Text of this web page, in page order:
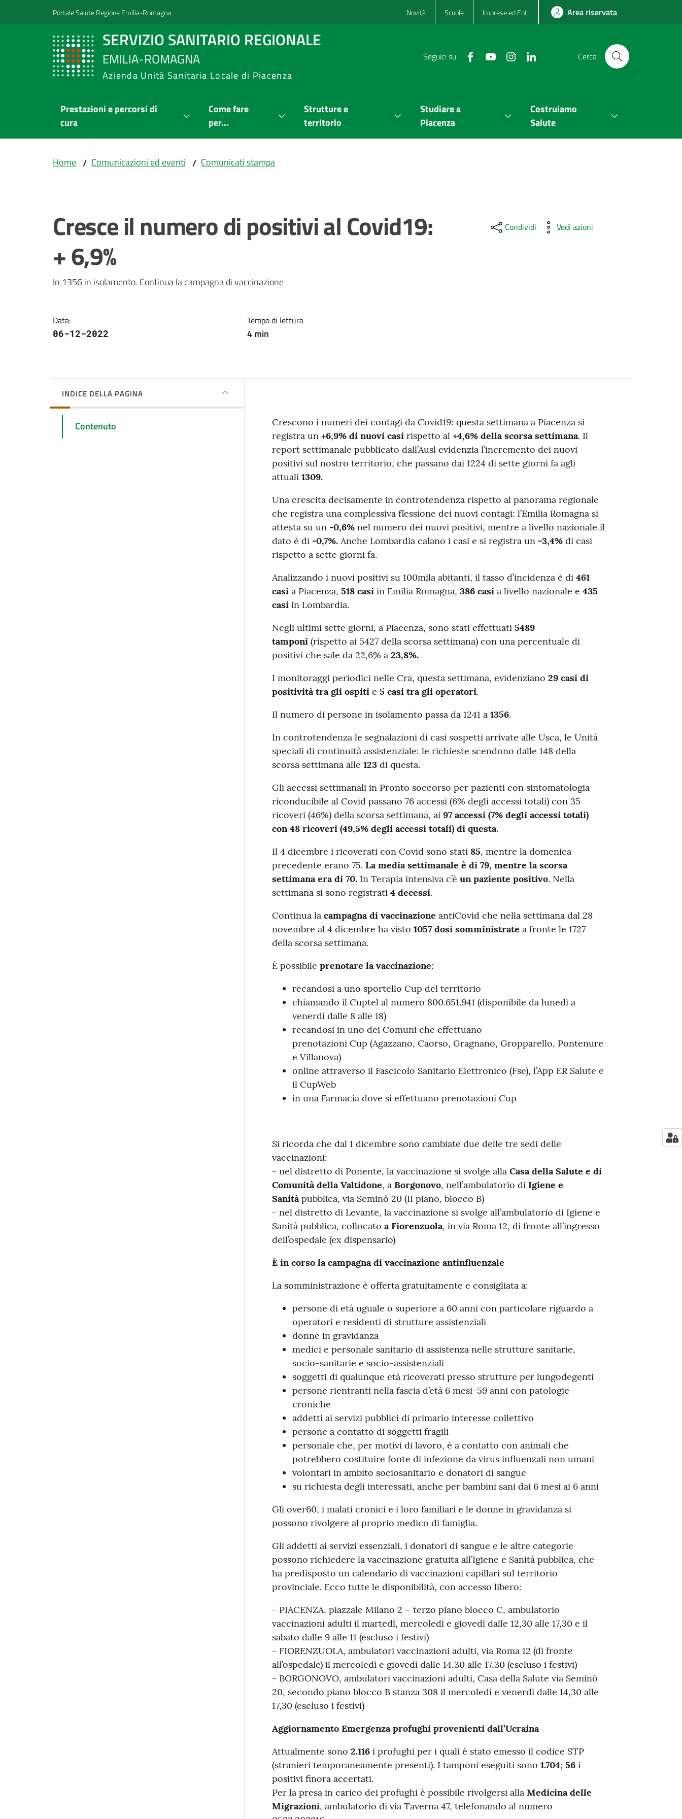
Vai al contenuto
Vai alla navigazionePortale Salute Regione Emilia-Romagna Novità Scuole Imprese ed Enti Area riservata
SERVIZIO SANITARIO REGIONALE
EMILIA-ROMAGNA
Azienda Unità Sanitaria Locale di Piacenza
Seguici su Cerca
Prestazioni e percorsi di
cura
Come fare
per...
Strutture e
territorio
Studiare a
Piacenza
Costruiamo
Salute
Home / Comunicazioni ed eventi / Comunicati stampa
Cresce il numero di positivi al Covid19:
+ 6,9%
In 1356 in isolamento. Continua la campagna di vaccinazione
Data:
06-12-2022
Tempo di lettura
4min
Condividi Vedi azioni
INDICE DELLA PAGINA
Contenuto
Crescono i numeri dei contagi da Covid19: questa settimana a Piacenza si
registra un +6,9% di nuovi casirispetto al +4,6% della scorsa settimana. Il
report settimanale pubblicato dall’Ausl evidenzia l’incremento dei nuovi
positivi sul nostro territorio, che passano dai 1224 di sette giorni fa agli
attuali 1309.
Una crescita decisamente in controtendenza rispetto al panorama regionale
che registra una complessiva flessione dei nuovi contagi: l’Emilia Romagna si
attesta su un -0,6%nel numero dei nuovi positivi, mentre a livello nazionale il
dato è di -0,7%.Anche Lombardia calano i casi e si registra un -3,4%di casi
rispetto a sette giorni fa.
Analizzando i nuovi positivi su 100mila abitanti, il tasso d’incidenza è di 461
casia Piacenza, 518 casiin Emilia Romagna, 386 casia livello nazionale e 435
casiin Lombardia.
Negli ultimi sette giorni, a Piacenza, sono stati effettuati 5489
tamponi(rispetto ai 5427 della scorsa settimana) con una percentuale di
positivi che sale da 22,6% a 23,8%.
I monitoraggi periodici nelle Cra, questa settimana, evidenziano 29 casi di
positività tra gli ospitie 5 casi tra gli operatori.
Il numero di persone in isolamento passa da 1241 a 1356.
In controtendenza le segnalazioni di casi sospetti arrivate alle Usca, le Unità
speciali di continuità assistenziale: le richieste scendono dalle 148 della
scorsa settimana alle 123di questa.
Gli accessi settimanali in Pronto soccorso per pazienti con sintomatologia
riconducibile al Covid passano 76 accessi (6% degli accessi totali) con 35
ricoveri (46%) della scorsa settimana, ai 97 accessi (7% degli accessi totali)
con 48 ricoveri (49,5% degli accessi totali) di questa.
Il 4 dicembre i ricoverati con Covid sono stati 85, mentre la domenica
precedente erano 75. La media settimanale è di 79, mentre la scorsa
settimana era di 70.In Terapia intensiva c’è un paziente positivo. Nella
settimana si sono registrati 4 decessi.
Continua la campagna di vaccinazione antiCovid che nella settimana dal 28
novembre al 4 dicembre ha visto 1057 dosi somministrate a fronte le 1727
della scorsa settimana.
È possibile prenotare la vaccinazione:
recandosi a uno sportello Cup del territorio
chiamando il Cuptel al numero 800.651.941 (disponibile da lunedì a
venerdì dalle 8 alle 18)
recandosi in uno dei Comuni che effettuano
prenotazioni Cup (Agazzano, Caorso, Gragnano, Gropparello, Pontenure
e Villanova)
online attraverso il Fascicolo Sanitario Elettronico (Fse), l’App ER Salute e
il CupWeb
in una Farmacia dove si effettuano prenotazioni Cup
Si ricorda che dal 1 dicembre sono cambiate due delle tre sedi delle
vaccinazioni:
- nel distretto di Ponente, la vaccinazione si svolge alla Casa della Salute e di
Comunità della Valtidone, a Borgonovo, nell’ambulatorio di Igiene e
Sanitàpubblica, via Seminò 20 (II piano, blocco B)
- nel distretto di Levante, la vaccinazione si svolge all’ambulatorio di Igiene e
Sanità pubblica, collocato a Fiorenzuola, in via Roma 12, di fronte all’ingresso
dell’ospedale (ex dispensario)
È in corso la campagna di vaccinazione antinfluenzale
La somministrazione è offerta gratuitamente e consigliata a:
persone di età uguale o superiore a 60 anni con particolare riguardo a
operatori e residenti di strutture assistenziali
donne in gravidanza
medici e personale sanitario di assistenza nelle strutture sanitarie,
socio-sanitarie e socio-assistenziali
soggetti di qualunque età ricoverati presso strutture per lungodegenti
persone rientranti nella fascia d’età 6 mesi-59 anni con patologie
croniche
addetti ai servizi pubblici di primario interesse collettivo
persone a contatto di soggetti fragili
personale che, per motivi di lavoro, è a contatto con animali che
potrebbero costituire fonte di infezione da virus influenzali non umani
volontari in ambito sociosanitario e donatori di sangue
su richiesta degli interessati, anche per bambini sani dai 6 mesi ai 6 anni
Gli over60, i malati cronici e i loro familiari e le donne in gravidanza si
possono rivolgere al proprio medico di famiglia.
Gli addetti ai servizi essenziali, i donatori di sangue e le altre categorie
possono richiedere la vaccinazione gratuita all’Igiene e Sanità pubblica, che
ha predisposto un calendario di vaccinazioni capillari sul territorio
provinciale. Ecco tutte le disponibilità, con accesso libero:
- PIACENZA, piazzale Milano 2 – terzo piano blocco C, ambulatorio
vaccinazioni adulti il martedì, mercoledì e giovedì dalle 12,30 alle 17,30 e il
sabato dalle 9 alle 11 (escluso i festivi)
- FIORENZUOLA, ambulatori vaccinazioni adulti, via Roma 12 (di fronte
all’ospedale) il mercoledì e giovedì dalle 14,30 alle 17,30 (escluso i festivi)
- BORGONOVO, ambulatori vaccinazioni adulti, Casa della Salute via Seminò
20, secondo piano blocco B stanza 308 il mercoledì e venerdì dalle 14,30 alle
17,30 (escluso i festivi)
Aggiornamento Emergenza profughi provenienti dall’Ucraina
Attualmente sono 2.116i profughi per i quali è stato emesso il codice STP
(stranieri temporaneamente presenti). I tamponi eseguiti sono 1.704; 56i
positivi finora accertati.
Per la presa in carico dei profughi è possibile rivolgersi alla Medicina delle
Migrazioni, ambulatorio di via Taverna 47, telefonando al numero